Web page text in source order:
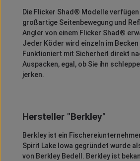
Die Flicker Shad® Modelle
großartige Seitenbewegung und
Angler von einem Flicker Shad®
Jeder Köder wird einzeln im
Funktioniert mit Sicherheit direkt
Auspacken, egal, ob Sie ihn
jerken.
Hersteller "Berkley"
Berkleyist ein
Spirit Lake Iowa gegründet wurde
von Berkley Bedell . Berkleyist